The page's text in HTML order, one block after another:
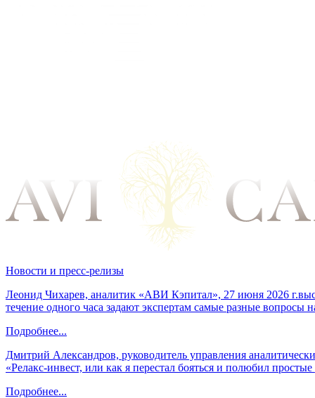
Новости и пресс-релизы
Леонид Чихарев, аналитик «АВИ Кэпитал», 27 июня 2026
течение одного часа задают экспертам самые разные вопросы
Подробнее...
Дмитрий Александров, руководитель управления
«Релакс-инвест, или как я перестал бояться и полюбил
Подробнее...